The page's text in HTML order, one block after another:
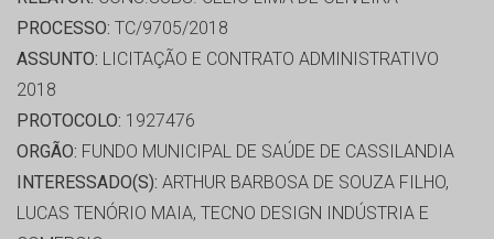
PROCESSO: TC/9705/2018
ASSUNTO: LICITAÇÃO E CONTRATO ADMINISTRATIVO
2018
PROTOCOLO: 1927476
ORGÃO: FUNDO MUNICIPAL DE SAÚDE DE CASSILANDIA
INTERESSADO(S): ARTHUR BARBOSA DE SOUZA FILHO,
LUCAS TENÓRIO MAIA, TECNO DESIGN INDÚSTRIA E